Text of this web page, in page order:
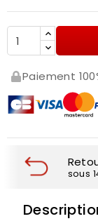
Paiement
sous